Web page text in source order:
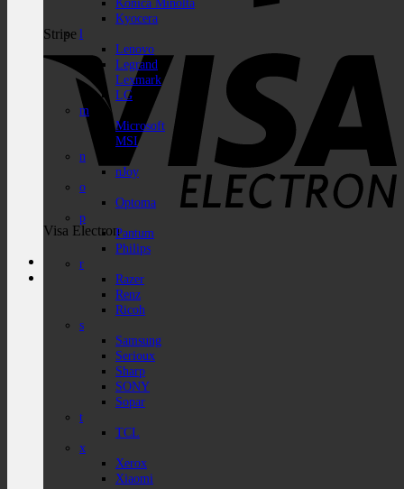
Stripe
Visa Electron
Kyocera
l
Lenovo
Legrand
Lexmark
LG
m
Microsoft
MSI
n
nJoy
o
Optoma
p
Pantum
Philips
r
Razer
Renz
Ricoh
s
Samsung
Serioux
Sharp
SONY
Sopar
t
TCL
x
Xerox
Xiaomi